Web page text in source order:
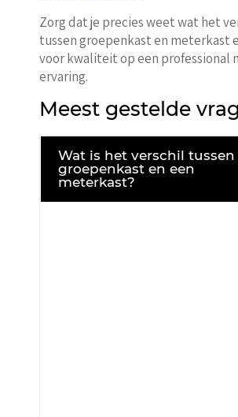
Zorg dat je precies weet wat het
tussen groepenkast en meterkast
voor kwaliteit op een professional
ervaring.
Meest gestelde
Wat is het verschil tussen
groepenkast en een
meterkast?